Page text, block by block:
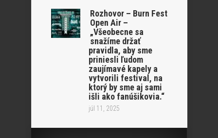
Rozhovor – Burn Fest
Open Air –
„Všeobecne sa
snažíme držať
pravidla, aby sme
priniesli ľudom
zaujímavé kapely a
vytvorili festival, na
ktorý by sme aj sami
išli ako fanúšikovia.“
júl 11, 2025